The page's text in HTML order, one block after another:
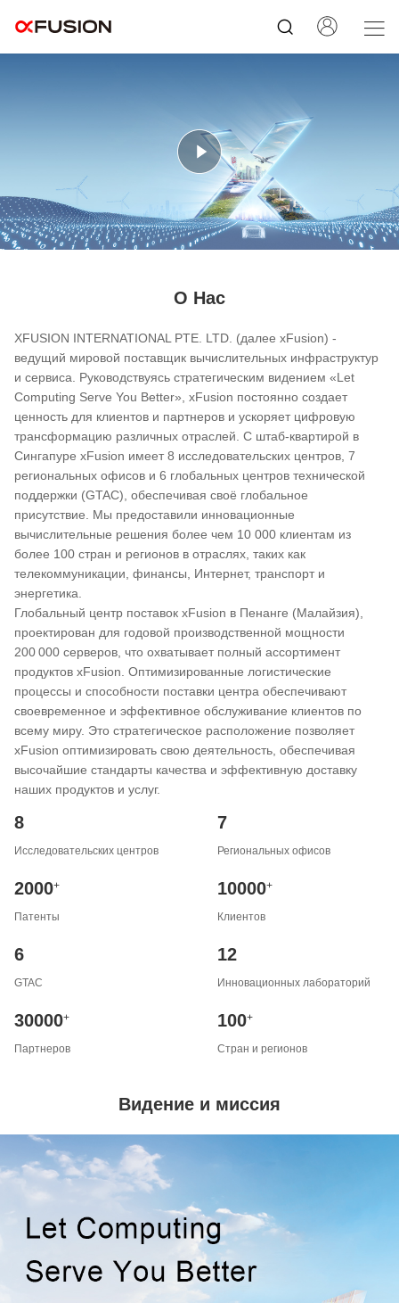
О Нас
XFUSION INTERNATIONAL PTE. LTD. (далее xFusion) -
ведущий мировой поставщик вычислительных инфраструктур
и сервиса. Руководствуясь стратегическим видением «Let
Computing Serve You Better», xFusion постоянно создает
ценность для клиентов и партнеров и ускоряет цифровую
трансформацию различных отраслей. С штаб-квартирой в
Сингапуре xFusion имеет 8 исследовательских центров, 7
региональных офисов и 6 глобальных центров технической
поддержки (GTAC), обеспечивая своё глобальное
присутствие. Мы предоставили инновационные
вычислительные решения более чем 10 000 клиентам из
более 100 стран и регионов в отраслях, таких как
телекоммуникации, финансы, Интернет, транспорт и
энергетика.
Глобальный центр поставок xFusion в Пенанге (Малайзия),
проектирован для годовой производственной мощности
200 000 серверов, что охватывает полный ассортимент
продуктов xFusion. Оптимизированные логистические
процессы и способности поставки центра обеспечивают
своевременное и эффективное обслуживание клиентов по
всему миру. Это стратегическое расположение позволяет
xFusion оптимизировать свою деятельность, обеспечивая
высочайшие стандарты качества и эффективную доставку
наших продуктов и услуг.
8
Исследовательских центров
2000+
Патенты
7
Региональных офисов
10000+
Клиентов
6
GTAC
30000+
Партнеров
12
Инновационных лабораторий
100+
Стран и регионов
Видение и миссия